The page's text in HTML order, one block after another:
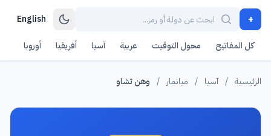
+
English
كل المفاتيح محول التوقيت عربية آسيا أفريقيا أوروبا
الرئيسية / آسيا / ميانمار / وهن تشاو